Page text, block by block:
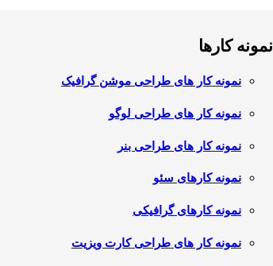
نمونه کارها
نمونه کار های طراحی موشن گرافیک
نمونه کار های طراحی لوگو
نمونه کار های طراحی بنر
نمونه کارهای سئو
نمونه کارهای گرافیکی
نمونه کار های طراحی کارت ویزیت